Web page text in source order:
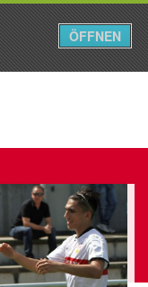
Menü
ÖFFNEN